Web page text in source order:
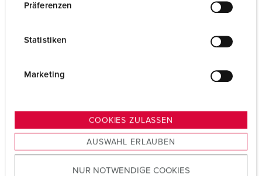
s
u
Präferenzen
Statistiken
Marketing
COOKIES ZULASSEN
AUSWAHL ERLAUBEN
NUR NOTWENDIGE COOKIES